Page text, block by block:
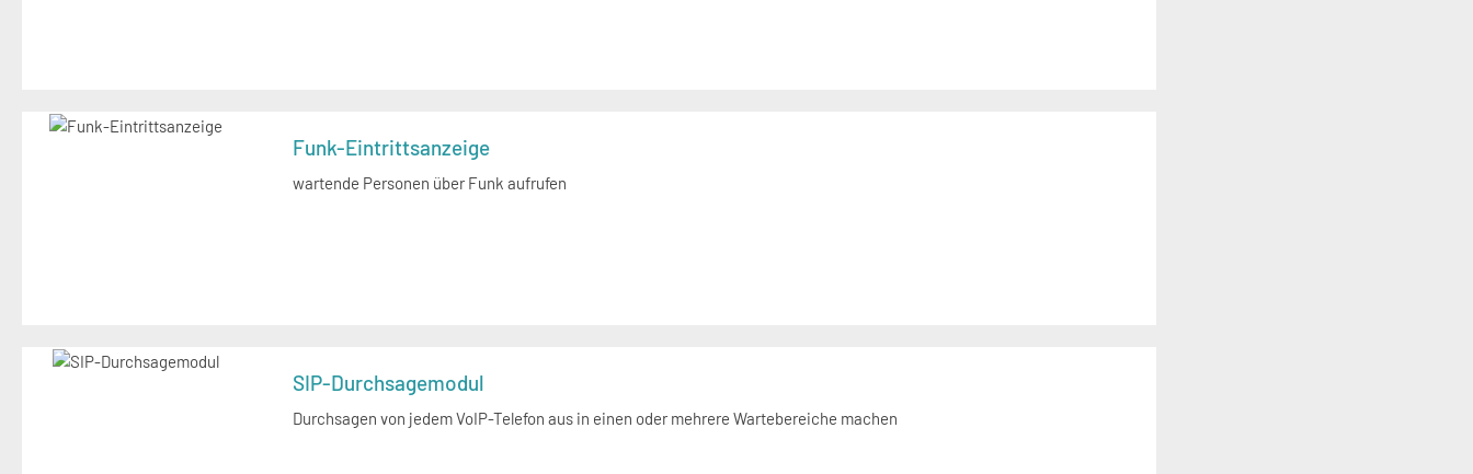
Funk-Eintrittsanzeige
wartende Personen über Funk aufrufen
SIP-Durchsagemodul
Durchsagen von jedem VoIP-Telefon aus in einen oder mehrere Wartebereiche machen